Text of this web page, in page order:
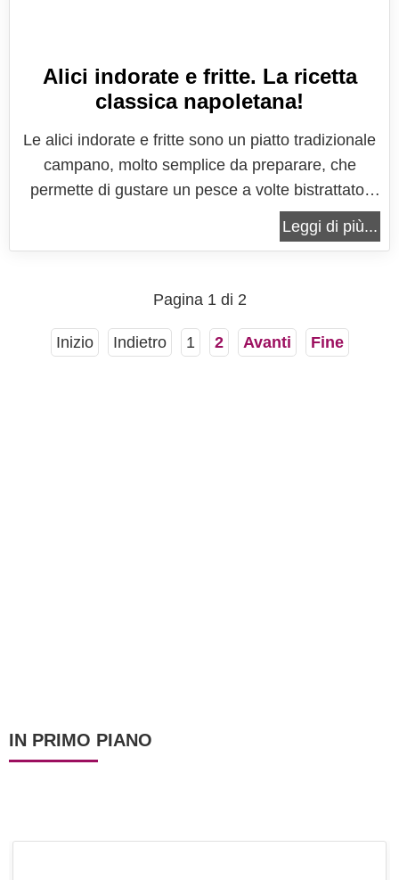
Alici indorate e fritte. La ricetta
classica napoletana!
Le alici indorate e fritte sono un piatto tradizionale
campano, molto semplice da preparare, che
permette di gustare un pesce a volte bistrattato,
ma ricco di elementi preziosi, povero di calorie e
fonte importantissima di acidi grassi essenziali. Le
considerate e poco...
Leggi di più...
Pagina 1 di 2
Inizio Indietro 1 2 Avanti Fine
IN PRIMO PIANO